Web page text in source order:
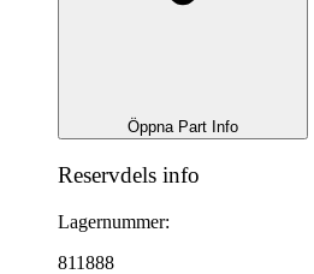
Öppna Part Info
Reservdels info
Lagernummer:
811888